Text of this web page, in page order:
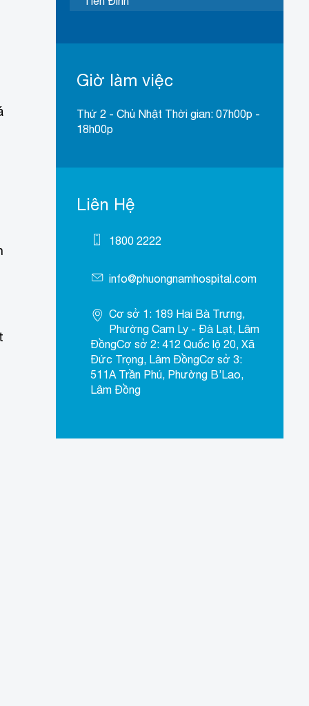
Giờ làm việc
Thứ 2 - Chủ Nhật Thời gian: 07h00p -
18h00p
Liên Hệ
1800 2222
info@phuongnamhospital.com
Cơ sở 1: 189 Hai Bà Trưng,
Phường Cam Ly - Đà Lạt, Lâm
ĐồngCơ sở 2: 412 Quốc lộ 20, Xã
Đức Trọng, Lâm ĐồngCơ sở 3:
511A Trần Phú, Phường B’Lao,
Lâm Đồng